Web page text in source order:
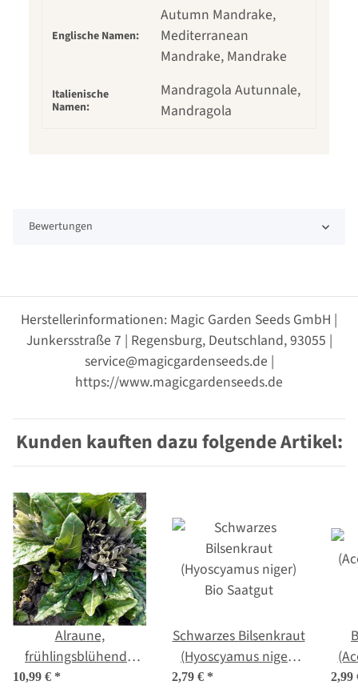
Englische Namen:
Autumn Mandrake,
Mediterranean
Mandrake, Mandrake
Italienische
Namen:
Mandragola Autunnale,
Mandragola
Bewertungen
Herstellerinformationen: Magic Garden Seeds GmbH |
Junkersstraße 7 | Regensburg, Deutschland, 93055 |
service@magicgardenseeds.de |
https://www.magicgardenseeds.de
Kunden kauften dazu folgende Artikel:
Alraune,
frühlingsblühende
(Mandragora
10,99 € *
Schwarzes Bilsenkraut
(Hyoscyamus niger)
Bio Saatgut
2,79 € * 2,99